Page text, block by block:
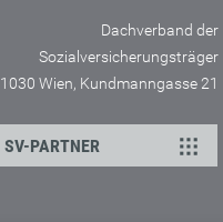
Dachverband der
Sozialversicherungsträger
1030 Wien, Kundmanngasse 21
SV-PARTNER